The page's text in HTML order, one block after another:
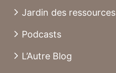
Jardin des ressources
Podcasts
L’Autre Blog